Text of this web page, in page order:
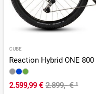
CUBE
Reaction Hybrid ONE
2.599,99 € 2.899,- €¹